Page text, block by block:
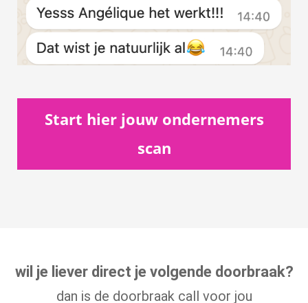
Start hier jouw ondernemers
scan
wil je liever direct je volgende doorbraak?
dan is de doorbraak call voor jou